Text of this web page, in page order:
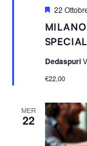
S
g
n
l
a
t
22
Dedaspuri
€22,00
MER
22